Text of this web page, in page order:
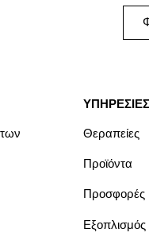
ΥΠΗΡΕΣΙΕΣ
Θεραπείες
Προϊόντα
Προσφορές
Εξοπλισμός